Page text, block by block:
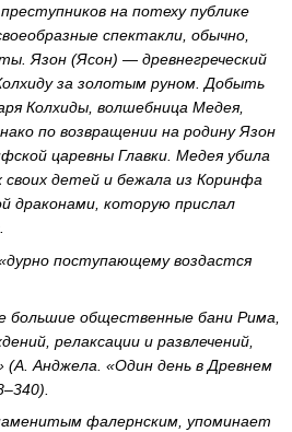
на потеху публике
спектакли, обычно,
Язон (Ясон) — древнегреческий
за золотым руном. Добыть
Колхиды, волшебница Медея,
по возвращении на родину Язон
царевны Главки. Медея убила
своих детей и бежала из Коринфа
драконами, которую прислал
поступающему воздастся
большие общественные бани Рима,
релаксации и развлечений,
(А. Анджела. «Один день в Древнем
фалернским, упоминает